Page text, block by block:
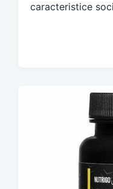
caracteristice